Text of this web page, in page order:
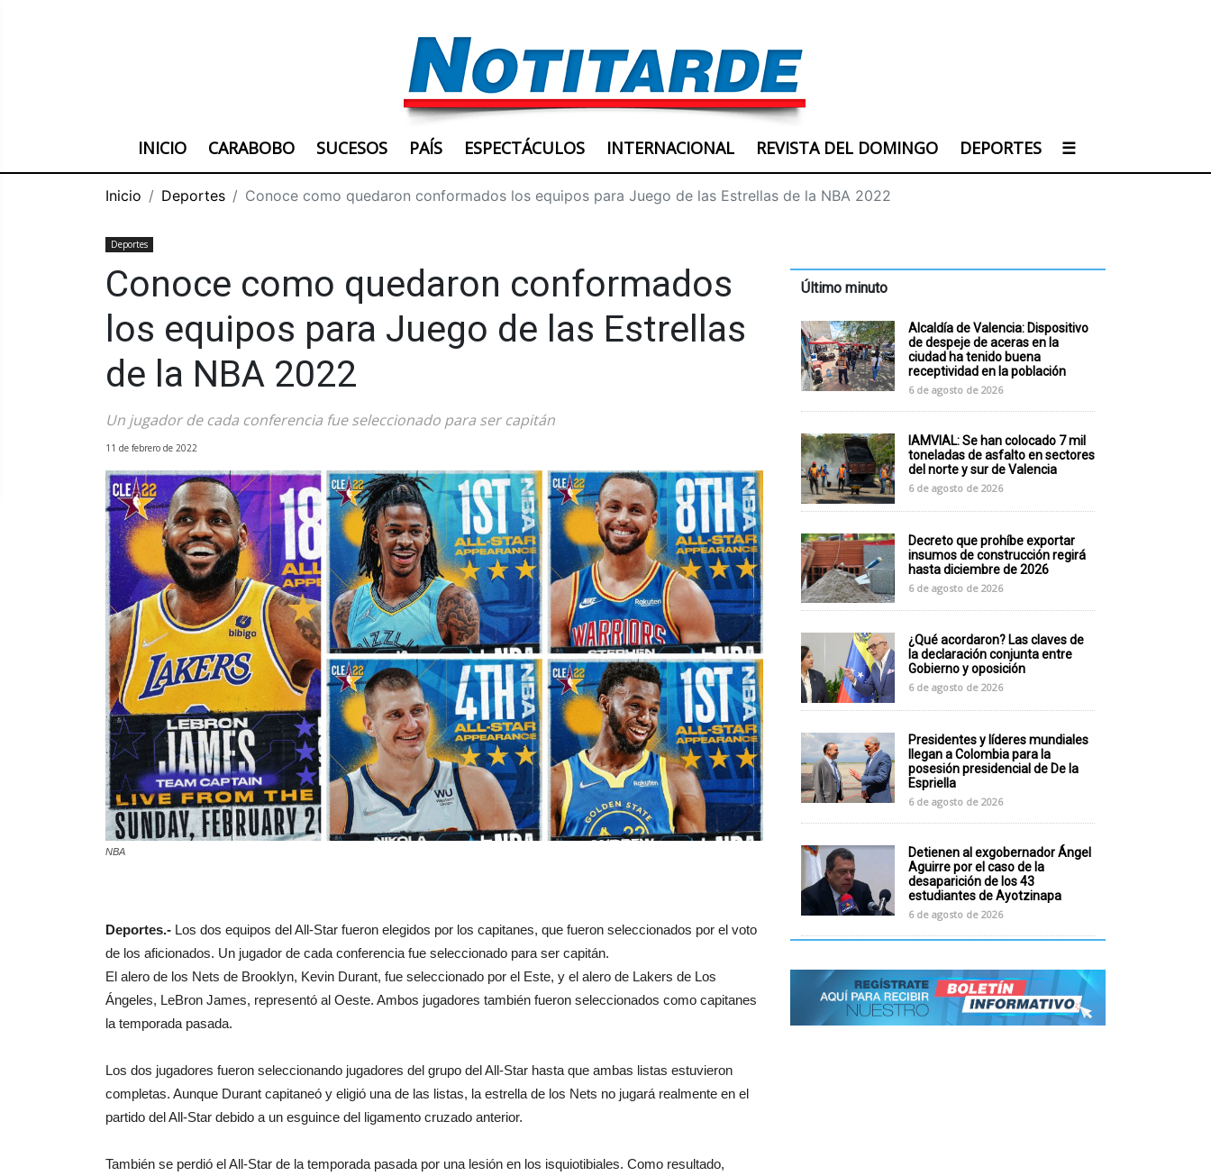
INICIO CARABOBO SUCESOS PAÍS ESPECTÁCULOS INTERNACIONAL REVISTA DEL DOMINGO DEPORTES ☰
Inicio Deportes Conoce como quedaron conformados los equipos para Juego de las Estrellas de la NBA 2022
Deportes
Conoce como quedaron conformados
los equipos para Juego de las Estrellas
de la NBA 2022
Un jugador de cada conferencia fue seleccionado para ser capitán
11 de febrero de 2022
NBA
Deportes.- Los dos equipos del All-Star fueron elegidos por los capitanes, que fueron seleccionados por el voto
de los aficionados. Un jugador de cada conferencia fue seleccionado para ser capitán.
El alero de los Nets de Brooklyn, Kevin Durant, fue seleccionado por el Este, y el alero de Lakers de Los
Ángeles, LeBron James, representó al Oeste. Ambos jugadores también fueron seleccionados como capitanes
la temporada pasada.
Los dos jugadores fueron seleccionando jugadores del grupo del All-Star hasta que ambas listas estuvieron
completas. Aunque Durant capitaneó y eligió una de las listas, la estrella de los Nets no jugará realmente en el
partido del All-Star debido a un esguince del ligamento cruzado anterior.
También se perdió el All-Star de la temporada pasada por una lesión en los isquiotibiales. Como resultado,
Último minuto
Alcaldía de Valencia: Dispositivo
de despeje de aceras en la
ciudad ha tenido buena
receptividad en la población
6 de agosto de 2026
IAMVIAL: Se han colocado 7 mil
toneladas de asfalto en sectores
del norte y sur de Valencia
6 de agosto de 2026
Decreto que prohíbe exportar
insumos de construcción regirá
hasta diciembre de 2026
6 de agosto de 2026
¿Qué acordaron? Las claves de
la declaración conjunta entre
Gobierno y oposición
6 de agosto de 2026
Presidentes y líderes mundiales
llegan a Colombia para la
posesión presidencial de De la
Espriella
6 de agosto de 2026
Detienen al exgobernador Ángel
Aguirre por el caso de la
desaparición de los 43
estudiantes de Ayotzinapa
6 de agosto de 2026